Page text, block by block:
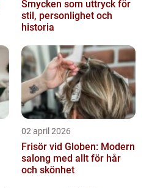
Smycken som uttryck för
stil, personlighet och
historia
02 april 2026
Frisör vid Globen: Modern
salong med allt för hår
och skönhet